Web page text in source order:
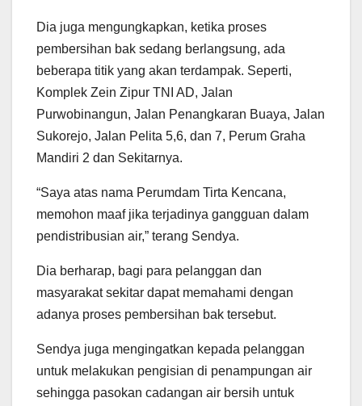
Dia juga mengungkapkan, ketika proses
pembersihan bak sedang berlangsung, ada
beberapa titik yang akan terdampak. Seperti,
Komplek Zein Zipur TNI AD, Jalan
Purwobinangun, Jalan Penangkaran Buaya, Jalan
Sukorejo, Jalan Pelita 5,6, dan 7, Perum Graha
Mandiri 2 dan Sekitarnya.
“Saya atas nama Perumdam Tirta Kencana,
memohon maaf jika terjadinya gangguan dalam
pendistribusian air,” terang Sendya.
Dia berharap, bagi para pelanggan dan
masyarakat sekitar dapat memahami dengan
adanya proses pembersihan bak tersebut.
Sendya juga mengingatkan kepada pelanggan
untuk melakukan pengisian di penampungan air
sehingga pasokan cadangan air bersih untuk